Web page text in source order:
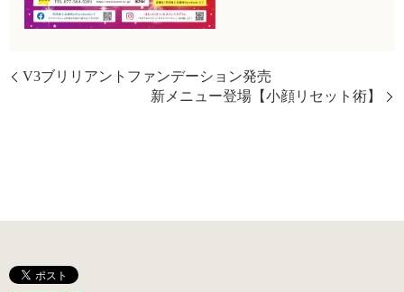
V3ブリリアントファンデーション発売
新メニュー登場【小顔リセット術】